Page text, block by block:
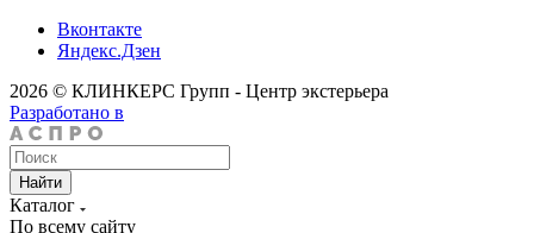
Вконтакте
Яндекс.Дзен
2026 © КЛИНКЕРС Групп - Центр экстерьера
Разработано в
Найти
Каталог
По всему сайту